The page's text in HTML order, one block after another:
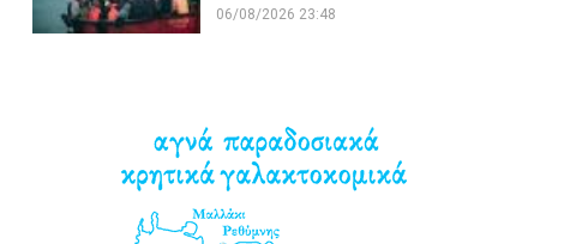
06/08/2026 23:48